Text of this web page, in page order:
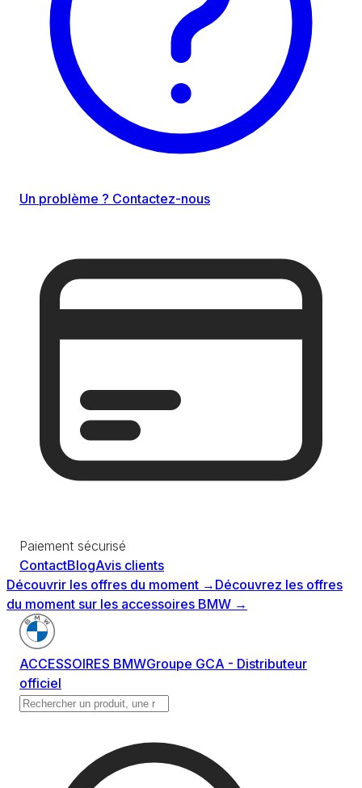
Un problème ? Contactez-nous
Paiement sécurisé
ContactBlogAvis clients
Découvrir les offres du moment → Découvrez les offres
du moment sur les accessoires BMW →
ACCESSOIRES BMWGroupe GCA - Distributeur
officiel